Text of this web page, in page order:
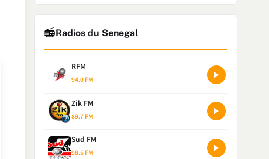
📻Radios du Senegal
RFM
94.0 FM
Zik FM
89.7 FM
Sud FM
98.5 FM